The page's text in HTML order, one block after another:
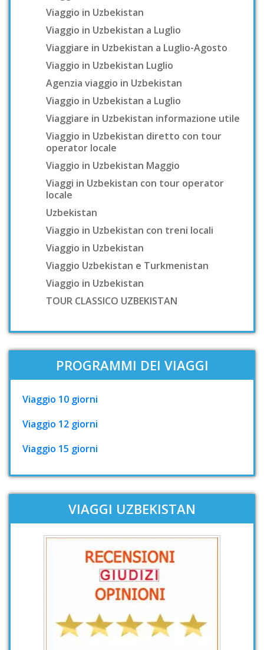
Viaggio in Uzbekistan
Viaggio in Uzbekistan a Luglio
Viaggiare in Uzbekistan a Luglio-Agosto
Viaggio in Uzbekistan Luglio
Agenzia viaggio in Uzbekistan
Viaggio in Uzbekistan a Luglio
Viaggiare in Uzbekistan informazione utile
Viaggio in Uzbekistan diretto con tour
operator locale
Viaggio in Uzbekistan Maggio
Viaggi in Uzbekistan con tour operator
locale
Uzbekistan
Viaggio in Uzbekistan con treni locali
Viaggio in Uzbekistan
Viaggio Uzbekistan e Turkmenistan
Viaggio in Uzbekistan
TOUR CLASSICO UZBEKISTAN
PROGRAMMI DEI VIAGGI
Viaggio 10 giorni
Viaggio 12 giorni
Viaggio 15 giorni
VIAGGI UZBEKISTAN